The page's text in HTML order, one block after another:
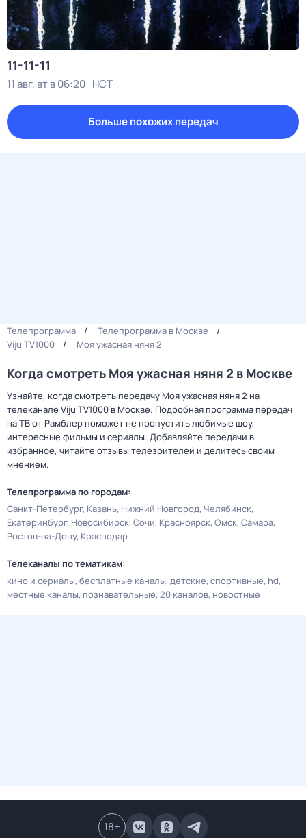
11-11-11
11 авг, вт в 06:20 НСТ
Больше похожих передач
Телепрограмма
Телепрограмма в Москве
Viju TV1000
Моя ужасная няня 2
Когда смотреть Моя ужасная няня 2 в Москве
Узнайте, когда смотреть передачу Моя ужасная няня 2 на
телеканале Viju TV1000 в Москве. Подробная программа передач
на ТВ от Рамблер поможет не пропустить любимые шоу,
интересные фильмы и сериалы. Добавляйте передачи в
избранное, читайте отзывы телезрителей и делитесь своим
мнением.
Телепрограмма по городам:
Санкт-Петербург Казань Нижний Новгород Челябинск
Екатеринбург Новосибирск Сочи Красноярск Омск Самара
Ростов-на-Дону Краснодар
Телеканалы по тематикам:
кино и сериалы бесплатные каналы детские спортивные hd
местные каналы познавательные 20 каналов новостные
18+